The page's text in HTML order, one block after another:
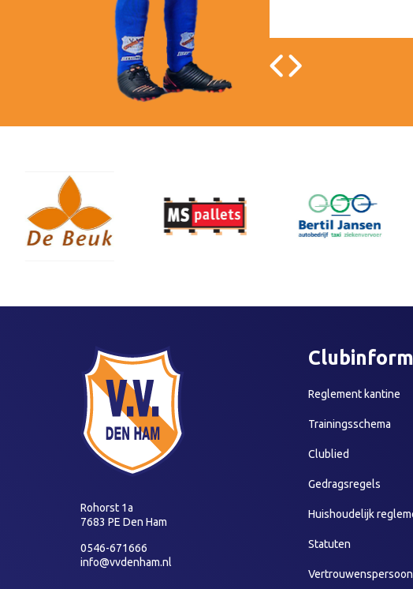
Rohorst 1a
7683 PE Den Ham
0546-671666
info@vvdenham.nl
Reglement kantine
Trainingsschema
Clublied
Gedragsregels
Huishoudelijk
Statuten
Vertrouwenspersoon